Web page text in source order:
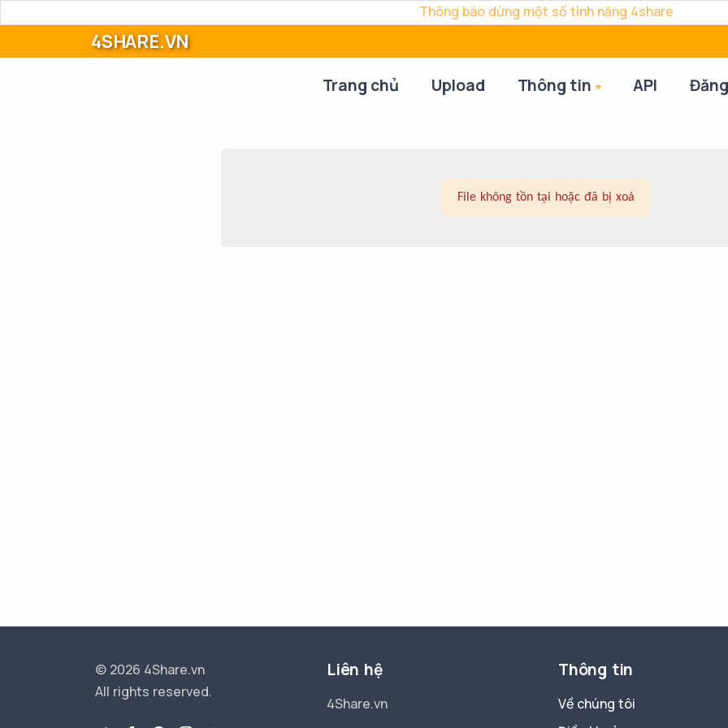
Thông báo dừng một số tính năng 4share
4SHARE.VN
Trang chủ Upload Thông tin API
File không tồn tại hoặc đã bị xoá
© 2026 4Share.vn
All rights reserved.
Liên hệ
4Share.vn
Thông tin
Về chúng tôi